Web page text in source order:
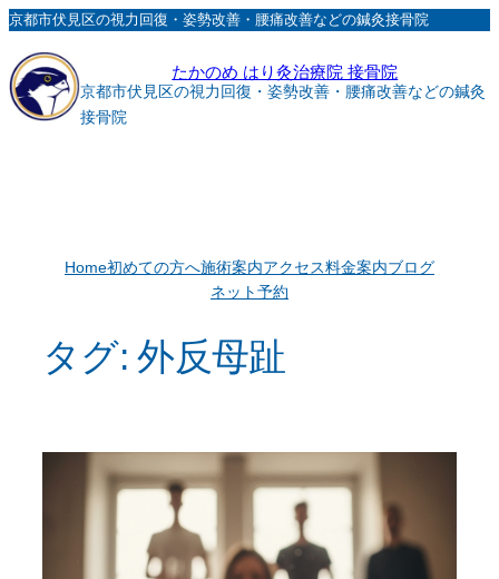
内
を
ス
キ
京都市伏見区の視力回復・姿勢改善・腰痛改善などの鍼灸接骨院
たかのめ はり灸治療院 接骨院
京都市伏見区の視力回復・姿勢改善・腰痛改善などの鍼灸
接骨院
Home初めての方へ施術案内アクセス料金案内ブログ
ネット予約
タグ:外反母趾